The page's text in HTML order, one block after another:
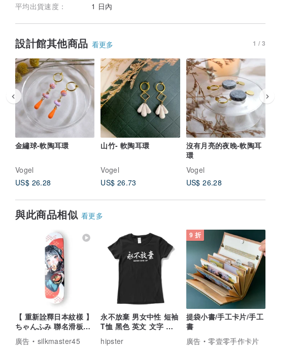
平均出貨速度：
1 日內
設計館其他商品 看更多 1 / 3
金繡球-軟陶耳環
Vogel
US$ 26.28
山竹- 軟陶耳環
Vogel
US$ 26.73
沒有月亮的夜晚-軟陶耳
環
Vogel
US$ 26.28
與此商品相似 看更多
【 重新詮釋日本紋樣 】
ちゃんふみ 聯名滑板板
身
廣告
silkmaster45
永不放棄 男女中性 短袖
T恤 黑色 英文 文字 漢
字 文青 設計
hipster
9 折
提袋小書/手工卡片/手工
書
廣告
零壹零手作卡片